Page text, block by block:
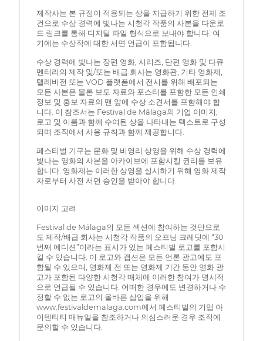
제작사는 본 규정이 적용되는 상을 지급하기 위한 전제 조
건으로 수상 경력에 빛나는 시청각 작품의 사본을 다운로
드 링크를 통해 디지털 파일 형식으로 보내야 합니다. 여
기에는 수상작에 대한 서면 언급이 포함됩니다.
수상 경력에 빛나는 장편 영화, 시리즈, 단편 영화 및 다큐
멘터리의 제작 및/또는 배급 회사는 영화관, 기타 영화제,
텔레비전 또는 VOD 플랫폼에서 전시를 위해 배포되는
모든 사본은 물론 보도 자료와 포스터를 포함한 모든 인쇄
정보 및 홍보 자료의 맨 앞에 수상 소견서를 포함해야 합
니다. 이 참조서는 Festival de Málaga의 기업 이미지,
로고 및 이름과 함께 수여된 상을 나타내는 텍스트로 구성
되며 조직에서 사용 규칙과 함께 제공합니다.
페스티벌 기구는 문화 및 비영리 상영을 위해 수상 경력에
빛나는 영화의 사본을 아카이브에 포함시킬 권리를 보유
합니다. 영화제는 이러한 상영을 실시하기 위해 영화 제작
자로부터 사전 서면 승인을 받아야 합니다.
이미지 고려
Festival de Málaga의 모든 섹션에 참여하는 것만으로
도 제작/배급 회사는 시청각 작품의 오프닝 크레딧에 “30
번째 에디션”이라는 표시가 있는 페스티벌 로고를 포함시
킬 수 있습니다. 이 로고와 캡션은 모든 언론 광고에도 포
함될 수 있으며, 영화제 전 또는 영화제 기간 동안 영화 광
고가 포함된 다양한 시청각 매체에 이러한 참여가 명시적
으로 언급될 수 있습니다. 어떠한 경우에도 변경하거나 수
정할 수 없는 로고의 올바른 삽입을 위해
www.festivaldemalaga.com에서 페스티벌의 기업 아
이덴티티 매뉴얼을 참조하거나 의심스러운 경우 조직에
문의할 수 있습니다.